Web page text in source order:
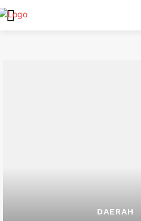
DAERAH